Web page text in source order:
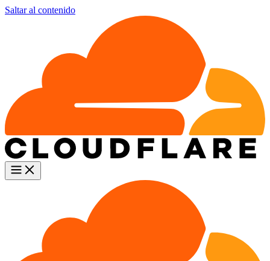
Saltar al contenido